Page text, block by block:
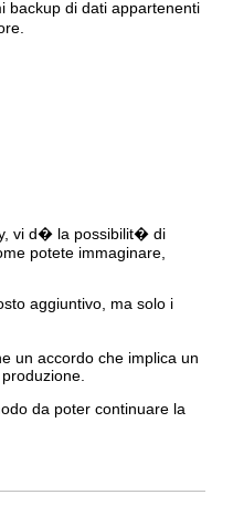
backup di dati appartenenti
vi d� la possibilit� di
potete immaginare,
aggiuntivo, ma solo i
un accordo che implica un
da poter continuare la